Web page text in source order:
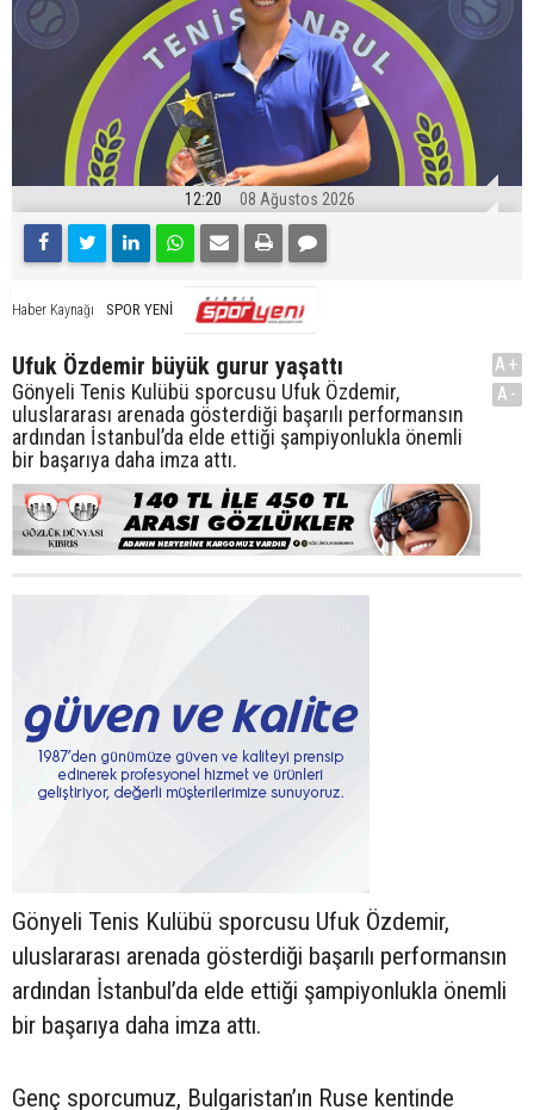
12:20 08 Ağustos 2026
Haber Kaynağı SPOR YENİ
Ufuk Özdemir büyük gurur yaşattı
Gönyeli Tenis Kulübü sporcusu Ufuk Özdemir,
uluslararası arenada gösterdiği başarılı performansın
ardından İstanbul’da elde ettiği şampiyonlukla önemli
bir başarıya daha imza attı.
A+
A-
Gönyeli Tenis Kulübü sporcusu Ufuk Özdemir,
uluslararası arenada gösterdiği başarılı performansın
ardından İstanbul’da elde ettiği şampiyonlukla önemli
bir başarıya daha imza attı.
Genç sporcumuz, Bulgaristan’ın Ruse kentinde